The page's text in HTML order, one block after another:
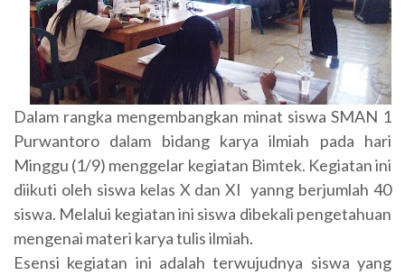
Dalam rangka mengembangkan minat siswa SMAN 1
Purwantoro dalam bidang karya ilmiah pada hari
Minggu (1/9) menggelar kegiatan Bimtek. Kegiatan ini
diikuti oleh siswa kelas X dan XI yanng berjumlah 40
siswa. Melalui kegiatan ini siswa dibekali pengetahuan
mengenai materi karya tulis ilmiah.
Esensi kegiatan ini adalah terwujudnya siswa yang